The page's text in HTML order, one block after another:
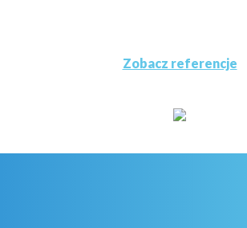
Zobacz referencje